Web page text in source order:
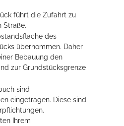
den perfekten Standort für Events
führt die Zufahrt zu
Straße.
des
übernommen. Daher
Bebauung den
zur Grundstücksgrenze
sind
eingetragen. Diese sind
Ihrem